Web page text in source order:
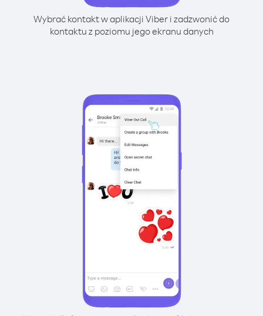
Wybrać kontakt w aplikacji Viber i zadzwonić do
kontaktu z poziomu jego ekranu danych